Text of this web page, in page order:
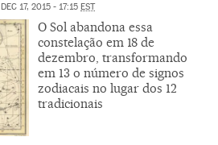
DEC 17, 2015 - 17:15 EST
O Sol abandona essa
constelação em 18 de
dezembro, transformando
em 13 o número de signos
zodiacais no lugar dos 12
tradicionais